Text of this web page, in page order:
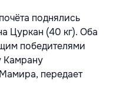
поднялись
Цуркан (40 кг). Оба
победителями
Камрану
передает